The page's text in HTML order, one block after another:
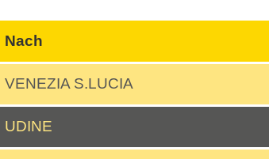
Nach
VENEZIA S.LUCIA
UDINE